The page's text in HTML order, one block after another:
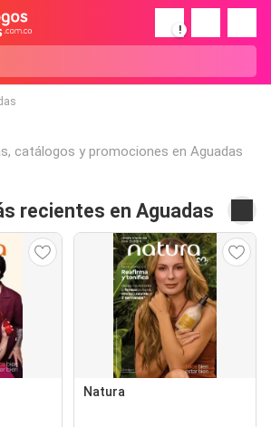
!
catálogos y promociones en Aguadas
recientes en Aguadas
Natura